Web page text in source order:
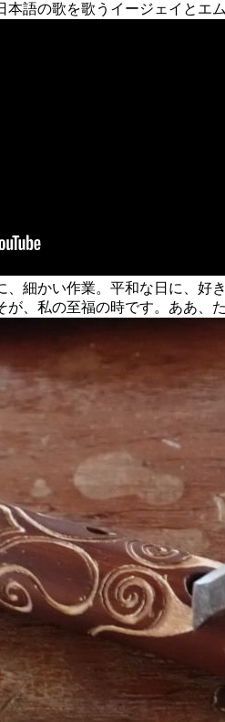
語の歌を歌うイージェイとエ
、細かい作業。平和な日に、好
が、私の至福の時です。ああ、